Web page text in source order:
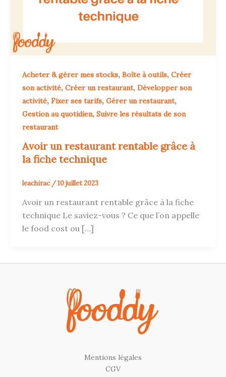
Acheter & gérer mes stocks, Boîte à outils, Créer
son activité, Créer un restaurant, Développer son
activité, Fixer ses tarifs, Gérer un restaurant,
Gestion au quotidien, Suivre les résultats de son
restaurant
Avoir un restaurant rentable grâce à
la fiche technique
leachirac /10 juillet 2023
Avoir un restaurant rentable grâce à la fiche
technique Le saviez-vous ? Ce que l’on appelle
le food cost ou […]
Mentions légales
CGV